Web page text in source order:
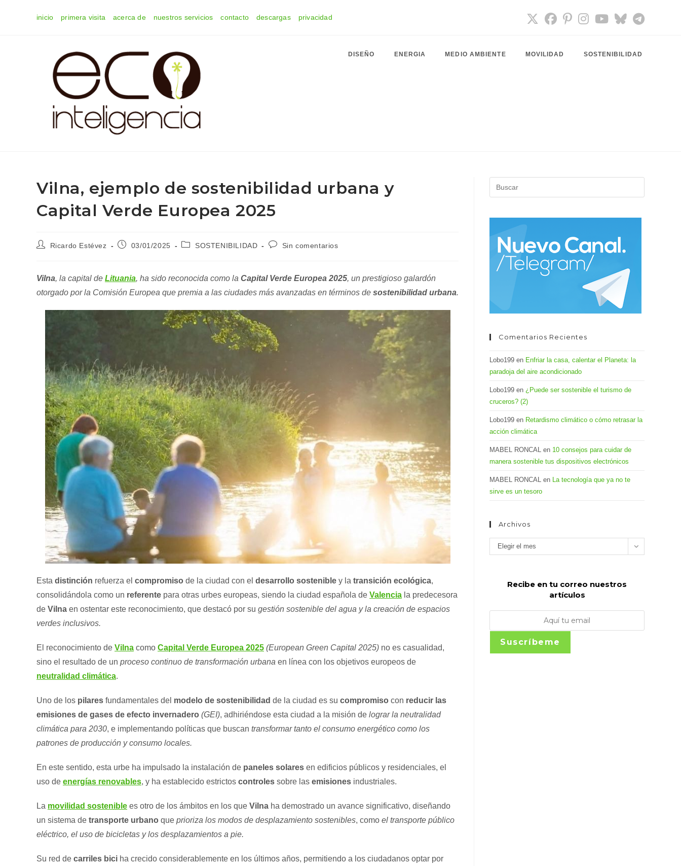
inicio primera visita acerca de nuestros servicios contacto descargas privacidad
DISEÑO ENERGIA MEDIO AMBIENTE MOVILIDAD SOSTENIBILIDAD
Vilna, ejemplo de sostenibilidad urbana y
Capital Verde Europea 2025
AutorRicardo Estévez
Publicación
03/01/2025
Categoría
SOSTENIBILIDAD
Comentarios
Sin comentarios
Vilna, la capital de Lituania, ha sido reconocida como la Capital Verde Europea 2025, un prestigioso galardón
otorgado por la Comisión Europea que premia a las ciudades más avanzadas en términos de sostenibilidad urbana.
Esta distinción refuerza el compromiso de la ciudad con el desarrollo sostenible y la transición ecológica,
consolidándola como un referente para otras urbes europeas, siendo la ciudad española de Valencia la predecesora
de Vilna en ostentar este reconocimiento, que destacó por su gestión sostenible del agua y la creación de espacios
verdes inclusivos.
El reconocimiento de Vilna como Capital Verde Europea 2025 (European Green Capital 2025) no es casualidad,
sino el resultado de un proceso continuo de transformación urbana en línea con los objetivos europeos de
neutralidad climática.
Uno de los pilares fundamentales del modelo de sostenibilidad de la ciudad es su compromiso con reducir las
emisiones de gases de efecto invernadero (GEI), adhiriéndose esta ciudad a la misión de lograr la neutralidad
climática para 2030, e implementando políticas que buscan transformar tanto el consumo energético como los
patrones de producción y consumo locales.
En este sentido, esta urbe ha impulsado la instalación de paneles solares en edificios públicos y residenciales, el
uso de energías renovables, y ha establecido estrictos controles sobre las emisiones industriales.
La movilidad sostenible es otro de los ámbitos en los que Vilna ha demostrado un avance significativo, diseñando
un sistema de transporte urbano que prioriza los modos de desplazamiento sostenibles, como el transporte público
eléctrico, el uso de bicicletas y los desplazamientos a pie.
Su red de carriles bici ha crecido considerablemente en los últimos años, permitiendo a los ciudadanos optar por
Escape
Comentarios Recientes
Lobo199 en Enfriar la casa, calentar el Planeta: la
paradoja del aire acondicionado
Lobo199 en ¿Puede ser sostenible el turismo de
cruceros? (2)
Lobo199 en Retardismo climático o cómo retrasar la
acción climática
MABEL RONCAL en 10 consejos para cuidar de
manera sostenible tus dispositivos electrónicos
MABEL RONCAL en La tecnología que ya no te
sirve es un tesoro
Archivos
Archivos
Elegir el mes
Recibe en tu correo nuestros
artículos
Suscríbeme